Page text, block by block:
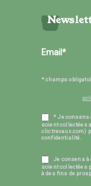
* champs
* Je consens
soient collectées
clictravaux.com)
confidentialité.
Je consens à
soient collectées
à des fins de